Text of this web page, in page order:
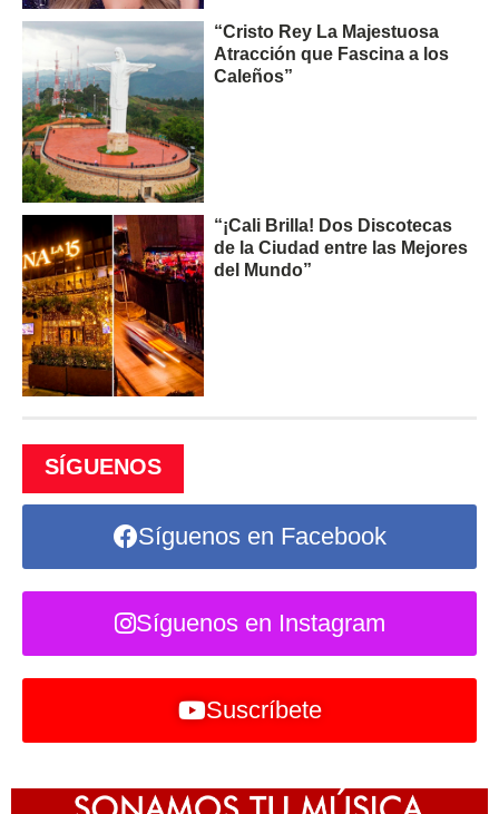
“Cristo Rey La Majestuosa
Atracción que Fascina a los
Caleños”
“¡Cali Brilla! Dos Discotecas
de la Ciudad entre las Mejores
del Mundo”
SÍGUENOS
Síguenos en Facebook
Síguenos en Instagram
Suscríbete